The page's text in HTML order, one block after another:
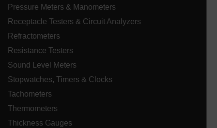
Pressure Meters & Manometers
Receptacle Testers & Circuit Analyzers
Refractometers
Resistance Testers
Sound Level Meters
Stopwatches, Timers & Clocks
Tachometers
Thermometers
Thickness Gauges
EPiServer_Commerce_AnonymousId